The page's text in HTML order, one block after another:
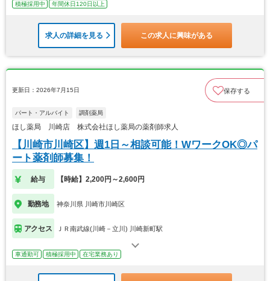
積極採用中
年間休日120日以上
求人の詳細を見る この求人に興味がある
更新日：2026年7月15日 保存する
パート・アルバイト 調剤薬局
ほし薬局 川崎店 株式会社ほし薬局の薬剤師求人
【川崎市川崎区】週1日～相談可能！WワークOK◎パ
ート薬剤師募集！
給与 【時給】2,200円～2,600円
勤務地 神奈川県 川崎市川崎区
アクセス ＪＲ南武線(川崎－立川) 川崎新町駅
車通勤可 積極採用中 在宅業務あり